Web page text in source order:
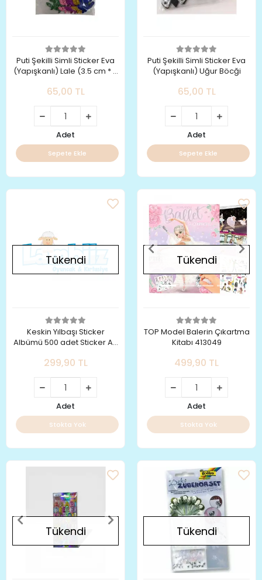
Puti Şekilli Simli Sticker Eva
(Yapışkanlı) Lale (3.5 cm * 3
65,00 TL
Adet
Sepete Ekle
Puti Şekilli Simli Sticker Eva
(Yapışkanlı) Uğur Böcği
65,00 TL
Adet
Sepete Ekle
Tükendi
Keskin Yılbaşı Sticker
Albümü 500 adet Sticker A5
299,90 TL
Adet
Stokta Yok
Tükendi
TOP Model Balerin Çıkartma
Kitabı 413049
499,90 TL
Adet
Stokta Yok
Tükendi Tükendi